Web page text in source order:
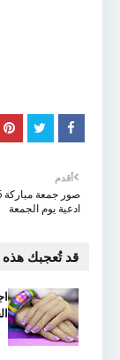
أقدم
ادعية يوم الجمعة
قد تُعجبك